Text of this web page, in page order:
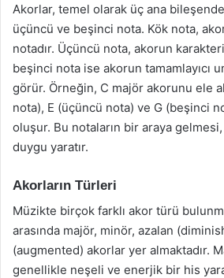
Akorlar, temel olarak üç ana
üçüncü ve beşinci nota. Kök nota,
notadır. Üçüncü nota, akorun
beşinci nota ise akorun tamamlayıcı
görür. Örneğin, C majör akorunu ele
nota), E (üçüncü nota) ve G (beşinci
oluşur. Bu notaların bir araya
duygu yaratır.
Akorların Türleri
Müzikte birçok farklı akor türü
arasında majör, minör, azalan
(augmented) akorlar yer almaktadır.
genellikle neşeli ve enerjik bir his